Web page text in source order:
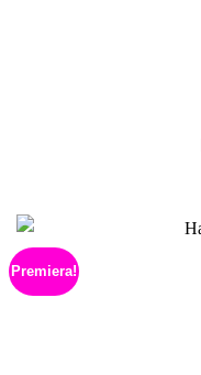
Premiera!